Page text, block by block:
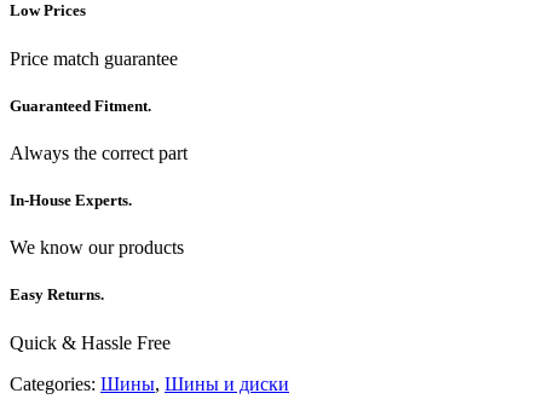
Low Prices
Price match guarantee
Guaranteed Fitment.
Always the correct part
In-House Experts.
We know our products
Easy Returns.
Quick & Hassle Free
Categories: Шины, Шины и диски